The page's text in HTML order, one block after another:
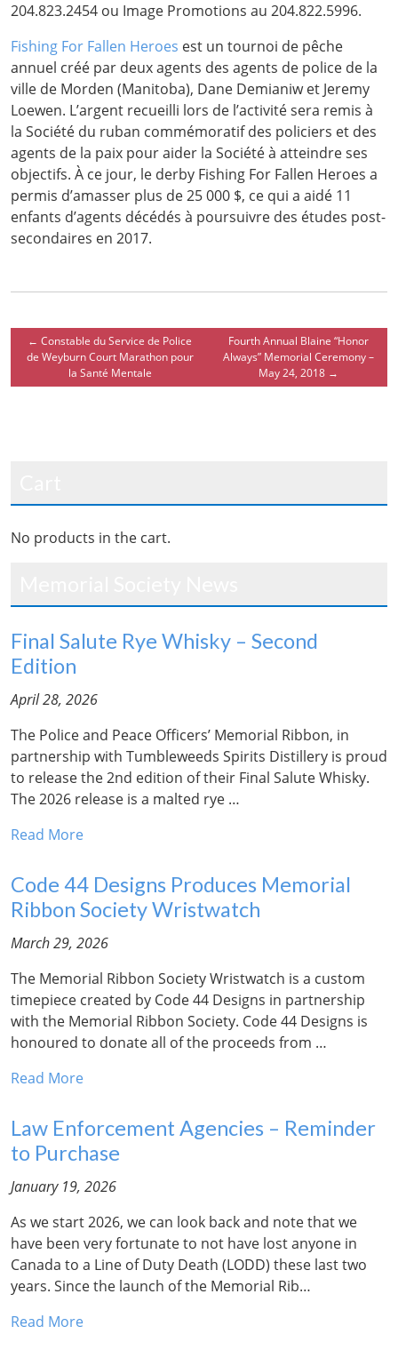
204.823.2454 ou Image Promotions au 204.822.5996.
Fishing For Fallen Heroes est un tournoi de pêche
annuel créé par deux agents des agents de police de la
ville de Morden (Manitoba), Dane Demianiw et Jeremy
Loewen. L’argent recueilli lors de l’activité sera remis à
la Société du ruban commémoratif des policiers et des
agents de la paix pour aider la Société à atteindre ses
objectifs. À ce jour, le derby Fishing For Fallen Heroes a
permis d’amasser plus de 25 000 $, ce qui a aidé 11
enfants d’agents décédés à poursuivre des études post-
secondaires en 2017.
← Constable du Service de Police
de Weyburn Court Marathon pour
la Santé Mentale
Fourth Annual Blaine “Honor
Always” Memorial Ceremony –
May 24, 2018 →
No products in the cart.
Final Salute Rye Whisky – Second
Edition
April 28, 2026
The Police and Peace Officers’ Memorial Ribbon, in
partnership with Tumbleweeds Spirits Distillery is proud
to release the 2nd edition of their Final Salute Whisky.
The 2026 release is a malted rye …
Read More
Code 44 Designs Produces Memorial
Ribbon Society Wristwatch
March 29, 2026
The Memorial Ribbon Society Wristwatch is a custom
timepiece created by Code 44 Designs in partnership
with the Memorial Ribbon Society. Code 44 Designs is
honoured to donate all of the proceeds from …
Read More
Law Enforcement Agencies – Reminder
to Purchase
January 19, 2026
As we start 2026, we can look back and note that we
have been very fortunate to not have lost anyone in
Canada to a Line of Duty Death (LODD) these last two
years. Since the launch of the Memorial Rib…
Read More